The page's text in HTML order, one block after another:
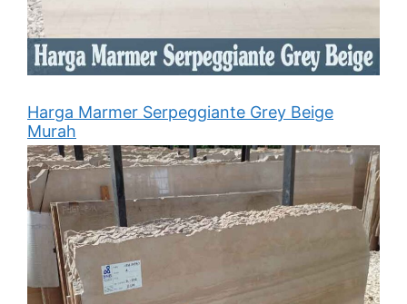
Harga Marmer Serpeggiante Grey Beige
Murah